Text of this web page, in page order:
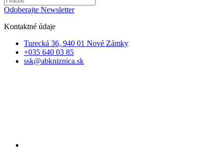
Odoberajte Newsletter
Kontaktné údaje
Turecká 36, 940 01 Nové Zámky
+035 640 03 85
ssk@abkniznica.sk